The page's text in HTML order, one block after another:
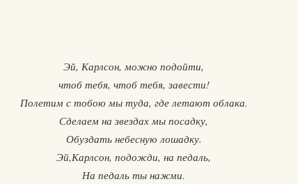
Эй, Карлсон, можно подойти,
чтоб тебя, чтоб тебя, завести!
Полетим с тобою мы туда, где летают облака.
Сделаем на звездах мы посадку,
Обуздать небесную лошадку.
Эй,Карлсон, подожди, на педаль,
На педаль ты нажми.